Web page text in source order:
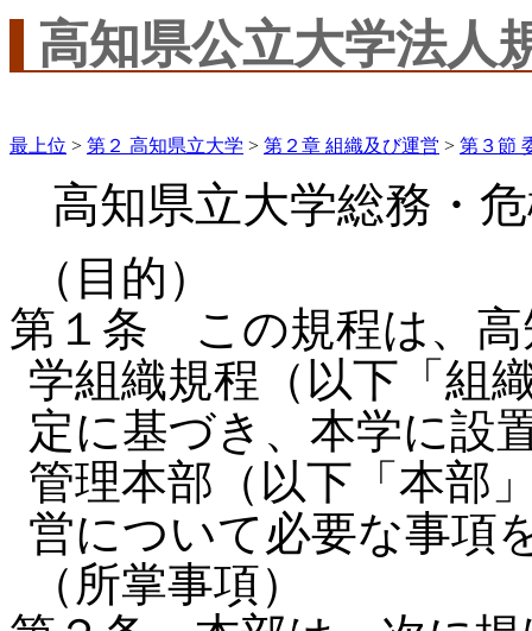
高知県公立大学法人
最上位 > 第２ 高知県立大学 > 第２章 組織及び運営 > 第３節
高知県立大学総務・
（目的）
第１条 この規程は、高
学組織規程（以下「組
定に基づき、本学に設
管理本部（以下「本部
営について必要な事項
（所掌事項）